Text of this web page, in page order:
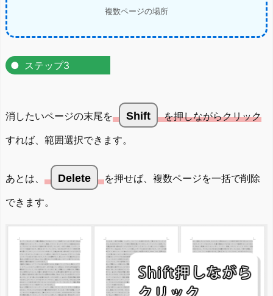
複数ページの場所
ステップ3
消したいページの末尾を Shift
を押しながらクリック
すれば、範囲選択できます。
あとは、 Delete
を押せば、複数ページを一括で削除
できます。